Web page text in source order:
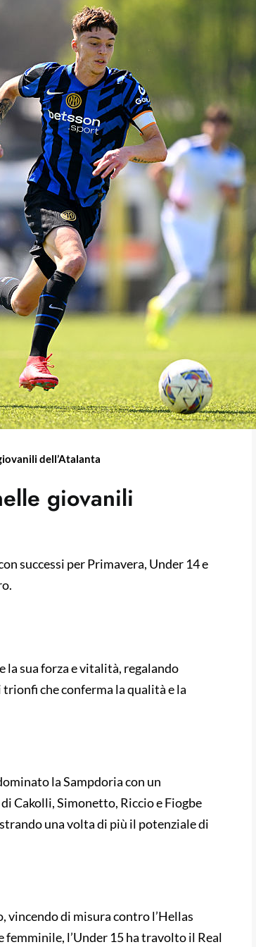
dell’Atalanta
giovanili
successi per Primavera, Under 14 e
sua forza e vitalità, regalando
che conferma la qualità e la
la Sampdoria con un
Cakolli, Simonetto, Riccio e Fiogbe
una volta di più il potenziale di
vincendo di misura contro l’Hellas
femminile, l’Under 15 ha travolto il Real